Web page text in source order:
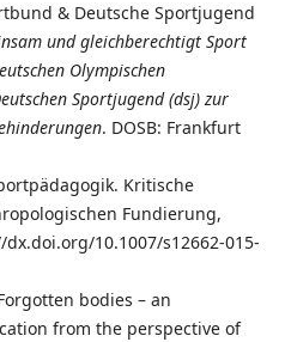
& Deutsche Sportjugend
und gleichberechtigt Sport
Olympischen
Sportjugend (dsj) zur
. DOSB: Frankfurt
Kritische
Fundierung,
10.1007/s12662-015-
bodies – an
from the perspective of